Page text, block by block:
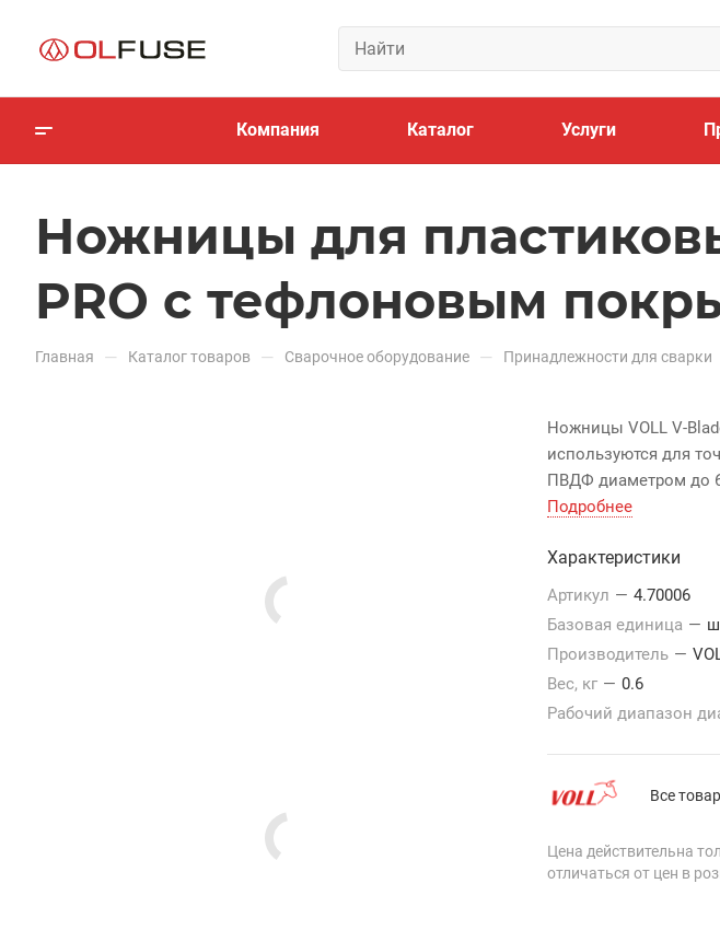
Компания Каталог Услуги
Ножницы для
PRO с тефлоновым
Главная — Каталог товаров — Сварочное оборудование — Принадлежности для сварки
Ножницы VOLL V-
используются для
ПВДФ диаметром до
Подробнее
Характеристики
Артикул — 4.70006
Базовая единица —
Производитель —
Вес, кг — 0.6
Рабочий диапазон
Все
Цена действительна
отличаться от цен в